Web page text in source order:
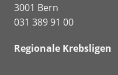
3001 Bern
031 389 91 00
Regionale Krebsligen